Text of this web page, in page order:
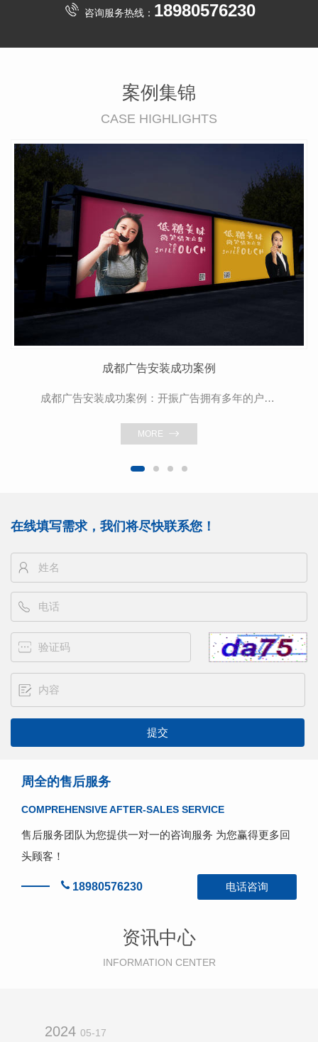
咨询服务热线： 18980576230
案例集锦
CASE HIGHLIGHTS
成都广告安装成功案例
成都广告安装成功案例：开振广告拥有多年的户外广告施工安装经验以及专业施工队伍，施工质量好，广受客户认可。
MORE
在线填写需求，我们将尽快联系您！
周全的售后服务
COMPREHENSIVE AFTER-SALES SERVICE
售后服务团队为您提供一对一的咨询服务 为您赢得更多回
头顾客！
18980576230 电话咨询
资讯中心
INFORMATION CENTER
2024 05-17